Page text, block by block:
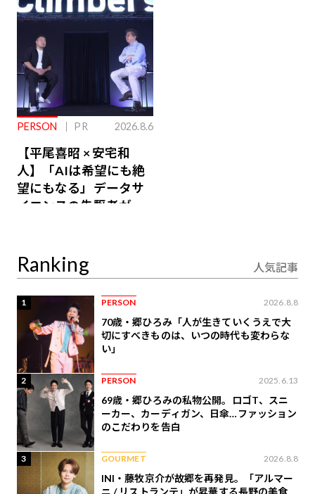
PERSON PR 2026.8.6
【平尾喜昭 × 安宅和
人】「AIは希望にも絶
望にもなる」データサ
イエンスの先駆者が語
Ranking 人気記事
1 PERSON 2026.8.8
70歳・郷ひろみ「人が生きていくうえで大
切にすべきものは、いつの時代も変わらな
い」
2 PERSON 2025.6.13
69歳・郷ひろみの私物公開。ロゴT、スニ
ーカー、カーディガン、日傘…ファッション
のこだわりを告白
3 GOURMET 2026.8.8
INI・藤牧京介が故郷を再発見。「アルマー